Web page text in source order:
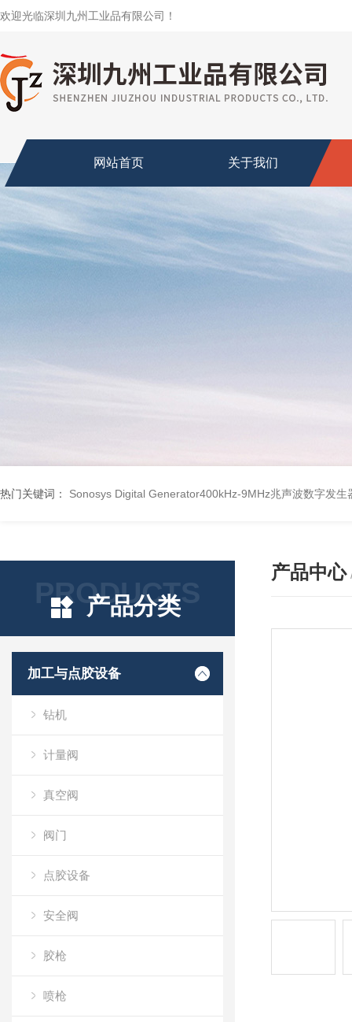
欢迎光临深圳九州工业品有限公司！
网站首页 关于我们
热门关键词： Sonosys Digital Generator400kHz-9MHz兆声波数字发生
PRODUCTS
产品分类
加工与点胶设备
钻机
计量阀
真空阀
阀门
点胶设备
安全阀
胶枪
喷枪
产品中心